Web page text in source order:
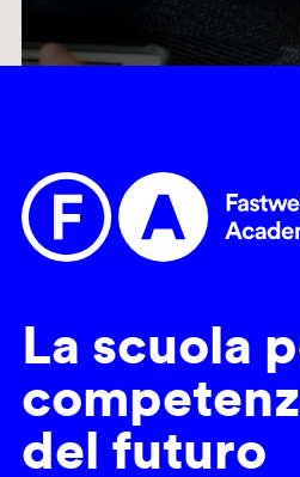
La scuola
del futuro